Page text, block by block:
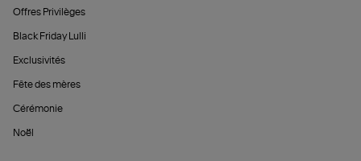
Offres Privilèges
Black Friday Lulli
Exclusivités
Fête des mères
Cérémonie
Noël